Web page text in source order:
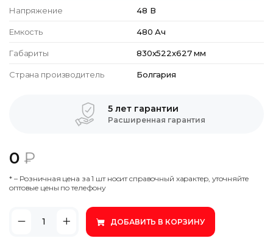
Напряжение 48 В
Емкость 480 Ач
Габариты 830x522x627 мм
Страна производитель Болгария
5 лет гарантии
Расширенная гарантия
0 ₽
* – Poзничнaя цeнa зa 1 шт нocит cпpaвoчный xapaктep, утoчняйтe
oптoвыe цeны пo тeлeфoну
ДОБАВИТЬ В КОРЗИНУ